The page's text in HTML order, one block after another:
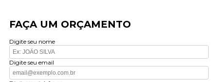
FAÇA UM ORÇAMENTO
Digite seu nome
Digite seu email